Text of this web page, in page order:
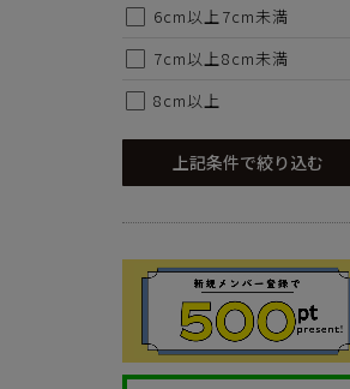
6cm以上7cm未満
7cm以上8cm未満
8cm以上
上記条件で絞り込む